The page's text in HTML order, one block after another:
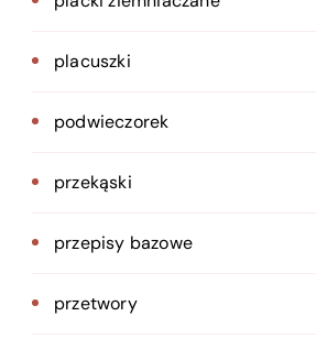
placuszki
podwieczorek
przekąski
przepisy bazowe
przetwory